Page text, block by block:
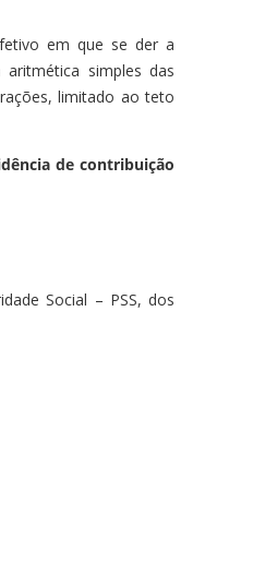
em que se der a
simples das
limitado ao teto
de contribuição
Social – PSS, dos